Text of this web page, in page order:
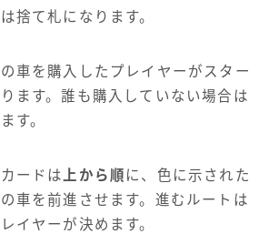
捨て札になります。
車を購入したプレイヤーがスター
ます。誰も購入していない場合は
す。
ードは 上から順 に、色に示された
車を前進させます。進むルートは
イヤーが決めます。